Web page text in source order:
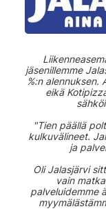
jäsenillemme
%:n alennuksen.
eikä
"Tien päällä
kulkuvälineet.
ja
Oli Jalasjärvi
vain
palveluidemme